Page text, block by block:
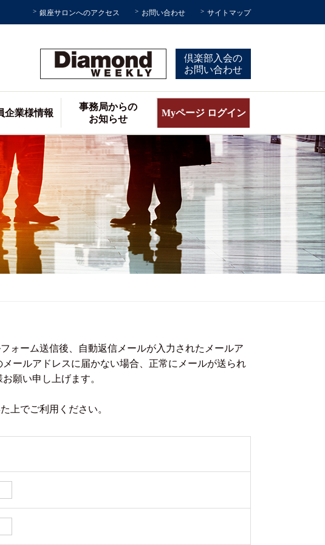
銀座サロンへのアクセス お問い合わせ サイトマップ
倶楽部入会の
お問い合わせ
企業様情報
事務局からの
お知らせ
Myページ ログイン
ォーム送信後、自動返信メールが入力されたメールア
ールアドレスに届かない場合、正常にメールが送られ
願い申し上げます。
上でご利用ください。